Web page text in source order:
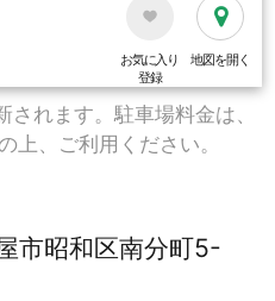
お気に入り
登録
地図を開く
れます。駐車場料金は、
上、ご利用ください。
市昭和区南分町5-